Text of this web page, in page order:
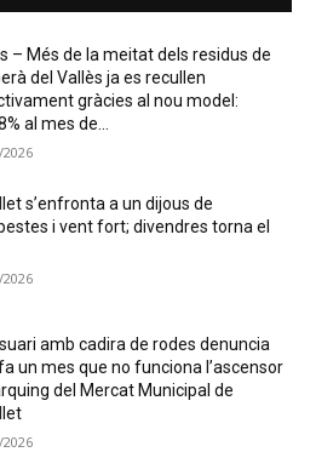
– Més de la meitat dels residus de
del Vallès ja es recullen
gràcies al nou model:
al mes de...
s’enfronta a un dijous de
i vent fort; divendres torna el
amb cadira de rodes denuncia
un mes que no funciona l’ascensor
del Mercat Municipal de